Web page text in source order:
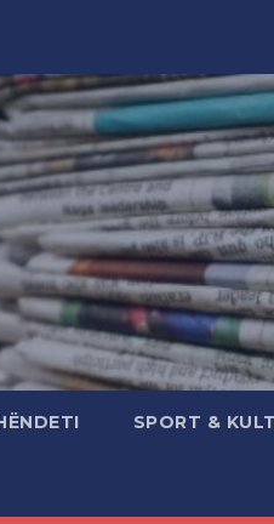
SPORT &